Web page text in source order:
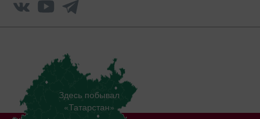
Здесь побывал
«Татарстан»